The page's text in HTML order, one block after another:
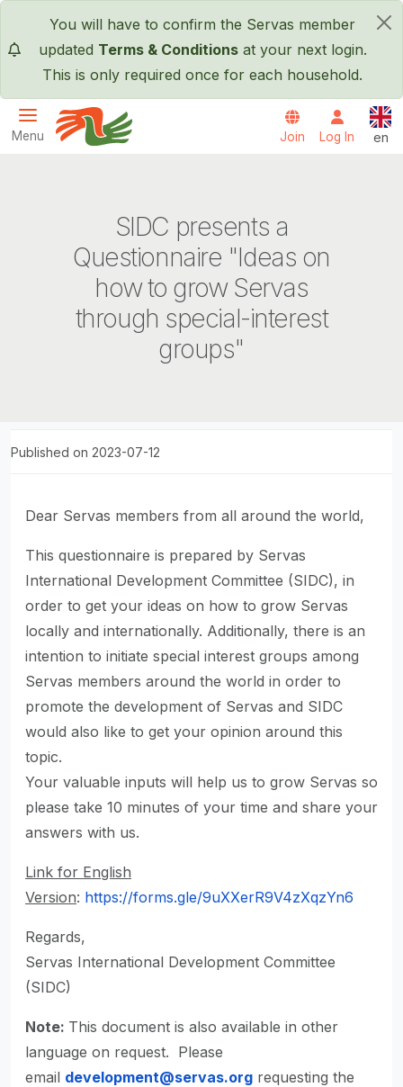
×
You will have to confirm the Servas member
updated Terms & Conditionsat your next login.
This is only required once for each household.
Menu Join Log In en
SIDC presents a
Questionnaire "Ideas on
how to grow Servas
through special-interest
groups"
Published on 2023-07-12
Dear Servas members from all around the world,
This questionnaire is prepared by Servas
International Development Committee (SIDC), in
order to get your ideas on how to grow Servas
locally and internationally. Additionally, there is an
intention to initiate special interest groups among
Servas members around the world in order to
promote the development of Servas and SIDC
would also like to get your opinion around this
topic.
Your valuable inputs will help us to grow Servas so
please take 10 minutes of your time and share your
answers with us.
Link for English
Version: https://forms.gle/9uXXerR9V4zXqzYn6
Regards,
Servas International Development Committee
(SIDC)
Note: This document is also available in other
language on request. Please
email development@servas.org requesting the